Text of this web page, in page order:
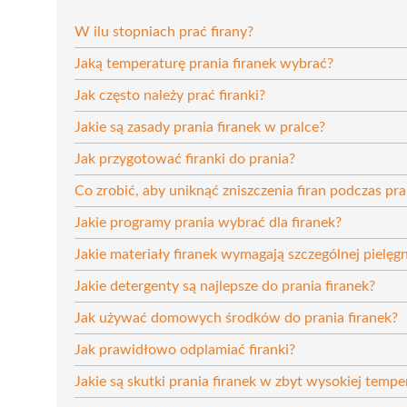
W ilu stopniach prać firany?
Jaką temperaturę prania firanek wybrać?
Jak często należy prać firanki?
Jakie są zasady prania firanek w pralce?
Jak przygotować firanki do prania?
Co zrobić, aby uniknąć zniszczenia firan podczas
Jakie programy prania wybrać dla firanek?
Jakie materiały firanek wymagają szczególnej
Jakie detergenty są najlepsze do prania firanek?
Jak używać domowych środków do prania firanek?
Jak prawidłowo odplamiać firanki?
Jakie są skutki prania firanek w zbyt wysokiej